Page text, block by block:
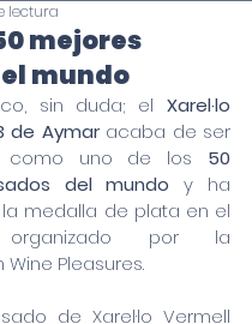
mejores
mundo
lectura
sin duda; el Xarel·lo
de Aymar acaba de ser
como uno de los 50
del mundo y ha
medalla de plata en el
organizado por la
Pleasures.
de Xarel·lo Vermell